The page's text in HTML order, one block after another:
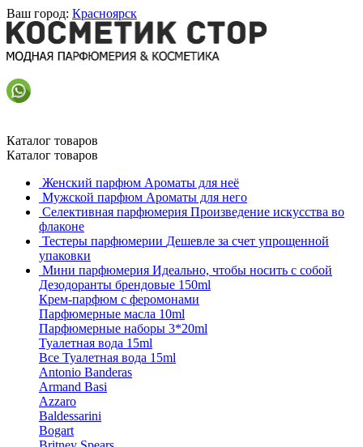
Ваш город: Красноярск
Каталог товаров
Каталог товаров
Женский парфюм Ароматы для неё
Мужской парфюм Ароматы для него
Селективная парфюмерия Произведение искусства во
флаконе
Тестеры парфюмерии Дешевле за счет упрощенной
упаковки
Мини парфюмерия Идеально, чтобы носить с собой
Дезодоранты брендовые 150ml
Крем-парфюм с феромонами
Парфюмерные масла 10ml
Парфюмерные наборы 3*20ml
Туалетная вода 15ml
Все Туалетная вода 15ml
Antonio Banderas
Armand Basi
Azzaro
Baldessarini
Bogart